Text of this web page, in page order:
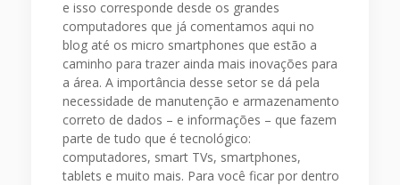
e isso corresponde desde os grandes
computadores que já comentamos aqui no
blog até os micro smartphones que estão a
caminho para trazer ainda mais inovações para
a área. A importância desse setor se dá pela
necessidade de manutenção e armazenamento
correto de dados – e informações – que fazem
parte de tudo que é tecnológico:
computadores, smart TVs, smartphones,
tablets e muito mais. Para você ficar por dentro